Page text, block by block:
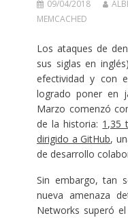
09/04/2018
MEMCACHED
Los ataques de
sus siglas en
efectividad y con
logrado poner en
Marzo comenzó
de la historia: 1,35
dirigido a GitHub,
de desarrollo
Sin embargo, tan
nueva amenaza
Networks superó